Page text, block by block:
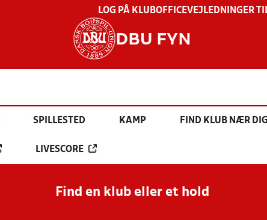
LOG PÅ KLUBOFFICEVEJLEDNINGER
DBU FYN
SPILLESTED KAMP FIND KLUB NÆR DIG
LIVESCORE
Find en klub eller et hold